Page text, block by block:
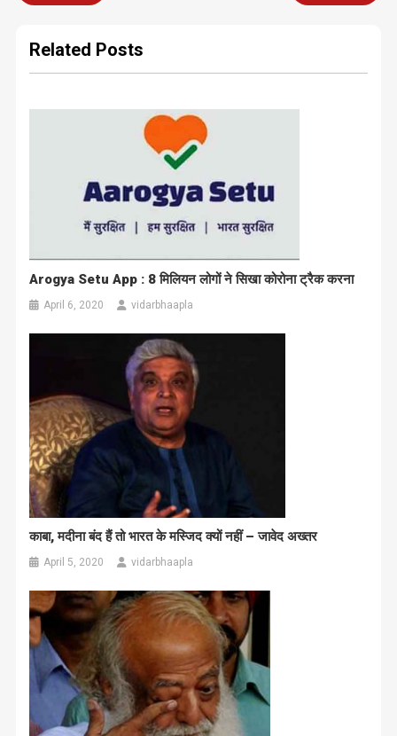
Related Posts
Arogya Setu App : 8 मिलियन लोगों ने सिखा कोरोना ट्रैक करना
April 6, 2020 vidarbhaapla
काबा, मदीना बंद हैं तो भारत के मस्जिद क्यों नहीं – जावेद अख्तर
April 5, 2020 vidarbhaapla